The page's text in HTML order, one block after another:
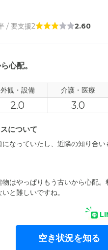
/ 要支援2 2.60
心配。
外観・設備 介護・医療
2.0 3.0
について
なっていたし、近隣の知り合い
はやっぱりもう古いから心配
と難しいですね。
空き状況を知る